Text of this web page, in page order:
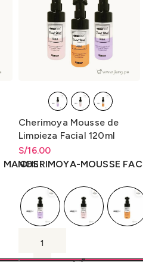
MANOS
Cherimoya Mousse de
Limpieza Facial 120ml
S/16.00
Rango de precios: desde
S/16.00hastaS/16.00
CHERIMOYA-MOUSSE